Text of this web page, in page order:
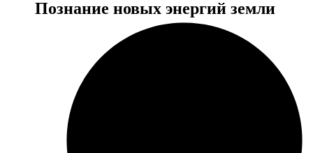
Познание новых энергий земли